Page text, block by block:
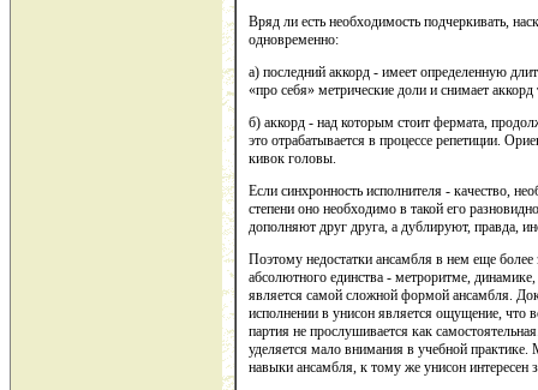
Вряд ли есть необходимость подчеркивать,
одновременно:
а) последний аккорд - имеет определенную
«про себя» метрические доли и снимает
б) аккорд - над которым стоит фермата,
это отрабатывается в процессе репетиции.
кивок головы.
Если синхронность исполнителя - качество,
степени оно необходимо в такой его
дополняют друг друга, а дублируют, правда,
Поэтому недостатки ансамбля в нем еще
абсолютного единства - метроритме,
является самой сложной формой ансамбля.
исполнении в унисон является ощущение,
партия не прослушивается как
уделяется мало внимания в учебной
навыки ансамбля, к тому же унисон интересен